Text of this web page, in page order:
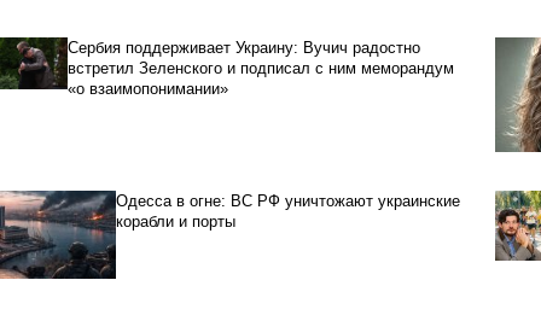
Сербия поддерживает Украину: Вучич радостно
встретил Зеленского и подписал с ним меморандум
«о взаимопонимании»
Одесса в огне: ВС РФ уничтожают украинские
корабли и порты